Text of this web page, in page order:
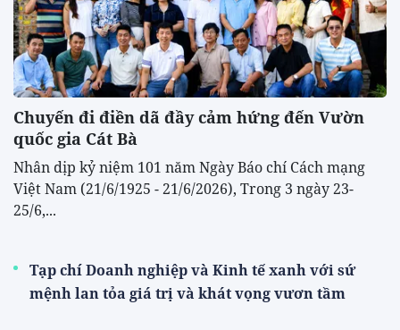
Chuyến đi điền dã đầy cảm hứng đến Vườn
quốc gia Cát Bà
Nhân dịp kỷ niệm 101 năm Ngày Báo chí Cách mạng
Việt Nam (21/6/1925 - 21/6/2026), Trong 3 ngày 23-
25/6,...
Tạp chí Doanh nghiệp và Kinh tế xanh với sứ
mệnh lan tỏa giá trị và khát vọng vươn tầm